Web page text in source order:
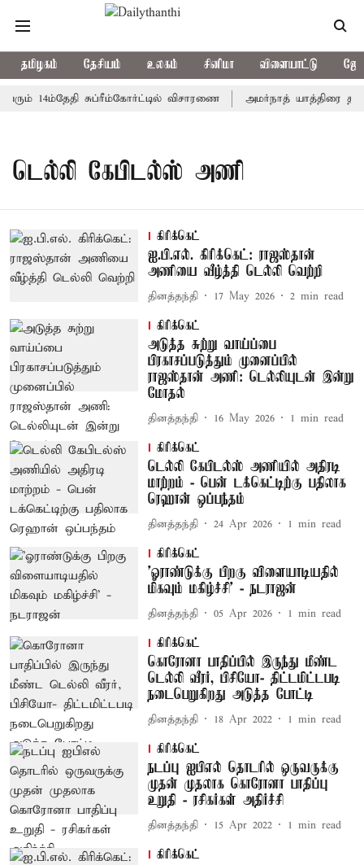
தமிழகம் தேசியம் உலகம் சினிமா விளையாட்டு
14ம்தேதி சுப்ரீம்கோர்ட்டில் விசாரணை அமர்நாத் யாத்திரை
டெல்லி கேபிடல்ஸ் அணி
கிரிக்கெட்
ஐ.பி.எல். கிரிக்கெட்: ராஜஸ்தான்
அணியை வீழ்த்தி டெல்லி வெற்றி
தினத்தந்தி 17 May 2026 2 min read
கிரிக்கெட்
அடுத்த சுற்று வாய்ப்பை
பிரகாசப்படுத்தும் முனைப்பில்
ராஜஸ்தான் அணி: டெல்லியுடன் இன்று
மோதல்
தினத்தந்தி 16 May 2026 1 min read
கிரிக்கெட்
டெல்லி கேபிடல்ஸ் அணியில் அதிரடி
மாற்றம் - பென் டக்கெட்டிற்கு பதிலாக
ரெஹான் ஒப்பந்தம்
தினத்தந்தி 24 Apr 2026 1 min read
கிரிக்கெட்
'ஓராண்டுக்கு பிறகு விளையாடியதில்
மிகவும் மகிழ்ச்சி' - நடராஜன்
தினத்தந்தி 05 Apr 2026 1 min read
கிரிக்கெட்
கொரோனா பாதிப்பில் இருந்து மீண்ட
டெல்லி வீரர், பிசியோ- திட்டமிட்டபடி
நடைபெறுகிறது அடுத்த போட்டி
தினத்தந்தி 18 Apr 2022 1 min read
கிரிக்கெட்
நடப்பு ஐபிஎல் தொடரில் ஒருவருக்கு
முதன் முதலாக கொரோனா பாதிப்பு
உறுதி - ரசிகர்கள் அதிர்ச்சி
தினத்தந்தி 15 Apr 2022 1 min read
கிரிக்கெட்